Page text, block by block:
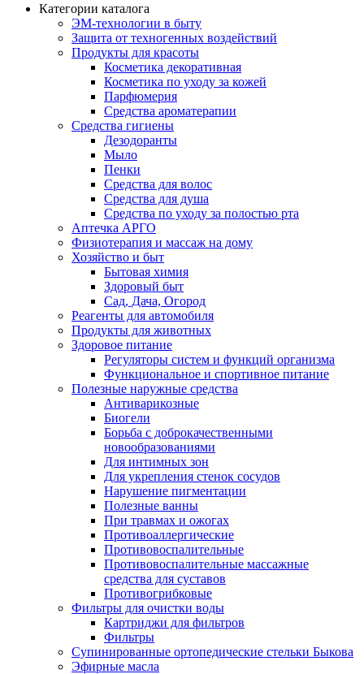
Категории каталога
ЭМ-технологии в быту
Защита от техногенных воздействий
Продукты для красоты
Косметика декоративная
Косметика по уходу за кожей
Парфюмерия
Средства ароматерапии
Средства гигиены
Дезодоранты
Мыло
Пенки
Средства для волос
Средства для душа
Средства по уходу за полостью рта
Аптечка АРГО
Физиотерапия и массаж на дому
Хозяйство и быт
Бытовая химия
Здоровый быт
Сад, Дача, Огород
Реагенты для автомобиля
Продукты для животных
Здоровое питание
Регуляторы систем и функций организма
Функциональное и спортивное питание
Полезные наружные средства
Антиварикозные
Биогели
Борьба с доброкачественными
новообразованиями
Для интимных зон
Для укрепления стенок сосудов
Нарушение пигментации
Полезные ванны
При травмах и ожогах
Противоаллергические
Противовоспалительные
Противовоспалительные массажные
средства для суставов
Противогрибковые
Фильтры для очистки воды
Картриджи для фильтров
Фильтры
Супинированные ортопедические стельки Быкова
Эфирные масла